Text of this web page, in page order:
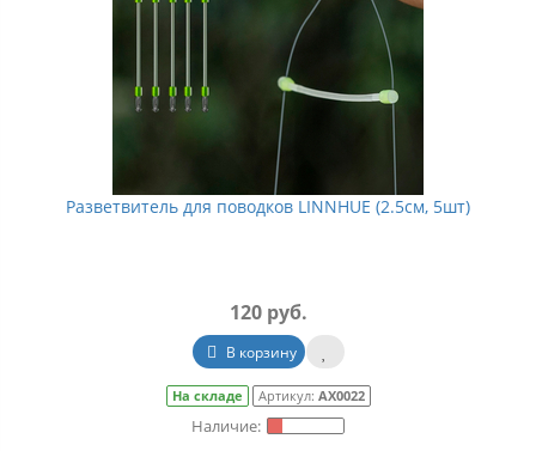
Разветвитель для поводков LINNHUE (2.5см, 5шт)
120 руб.
В корзину
На складе Артикул: АХ0022